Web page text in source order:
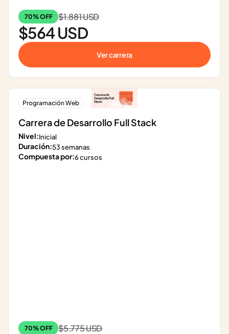
70% OFF $1.881 USD
$564 USD
Ver carrera
Programación Web
Carrera de Desarrollo Full Stack
Nivel:Inicial
Duración:53 semanas
Compuesta por:6 cursos
70% OFF $5.775 USD